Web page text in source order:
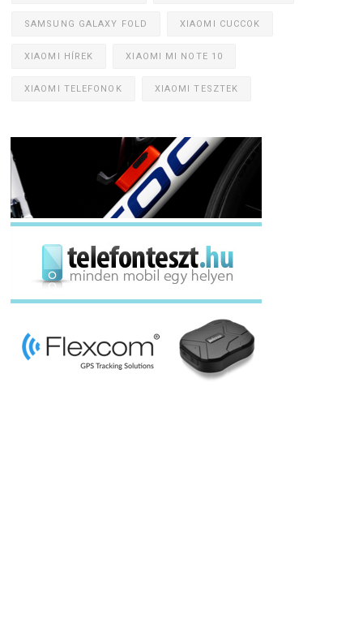
SAMSUNG GALAXY FOLD XIAOMI CUCCOK
XIAOMI HÍREK XIAOMI MI NOTE 10
XIAOMI TELEFONOK XIAOMI TESZTEK